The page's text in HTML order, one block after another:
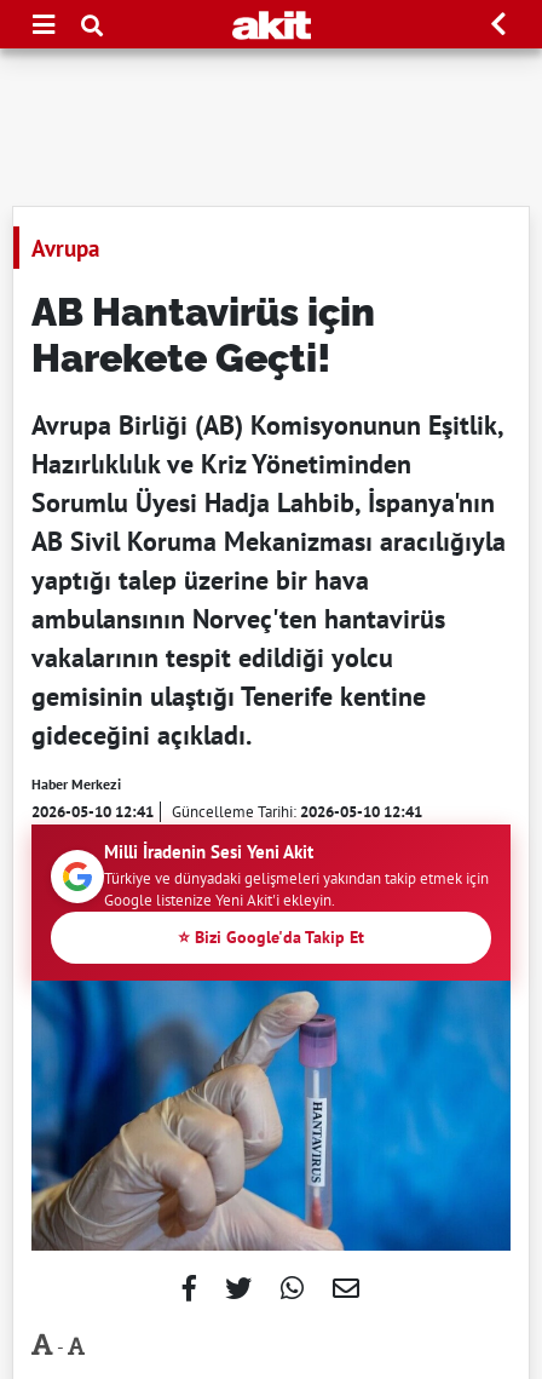
Avrupa
AB Hantavirüs için
Harekete Geçti!
Avrupa Birliği (AB) Komisyonunun Eşitlik,
Hazırlıklılık ve Kriz Yönetiminden
Sorumlu Üyesi Hadja Lahbib, İspanya'nın
AB Sivil Koruma Mekanizması aracılığıyla
yaptığı talep üzerine bir hava
ambulansının Norveç'ten hantavirüs
vakalarının tespit edildiği yolcu
gemisinin ulaştığı Tenerife kentine
gideceğini açıkladı.
Haber Merkezi
2026-05-10 12:41 Güncelleme Tarihi:2026-05-10 12:41
Milli İradenin Sesi Yeni Akit
Türkiye ve dünyadaki gelişmeleri yakından takip etmek için
Google listenize Yeni Akit'i ekleyin.
⭐ Bizi Google'da Takip Et
-